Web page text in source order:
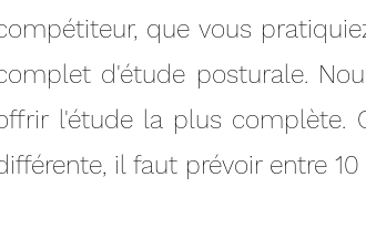
que vous
d'étude posturale.
l'étude la plus complète.
il faut prévoir entre